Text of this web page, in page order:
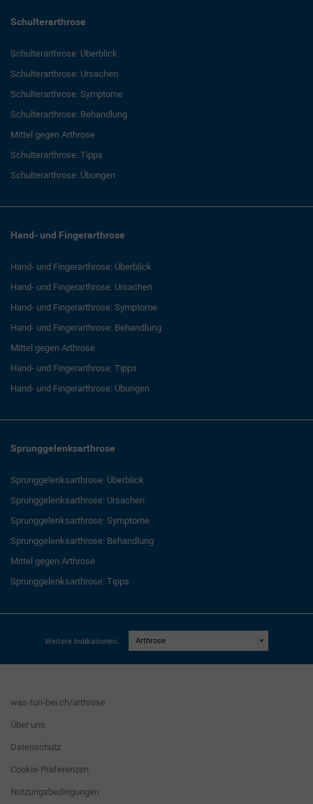
Schulterarthrose
Schulterarthrose: Überblick
Schulterarthrose: Ursachen
Schulterarthrose: Symptome
Schulterarthrose: Behandlung
Mittel gegen Arthrose
Schulterarthrose: Tipps
Schulterarthrose: Übungen
Hand- und Fingerarthrose
Hand- und Fingerarthrose: Überblick
Hand- und Fingerarthrose: Ursachen
Hand- und Fingerarthrose: Symptome
Hand- und Fingerarthrose: Behandlung
Mittel gegen Arthrose
Hand- und Fingerarthrose: Tipps
Hand- und Fingerarthrose: Übungen
Sprunggelenksarthrose
Sprunggelenksarthrose: Überblick
Sprunggelenksarthrose: Ursachen
Sprunggelenksarthrose: Symptome
Sprunggelenksarthrose: Behandlung
Mittel gegen Arthrose
Sprunggelenksarthrose: Tipps
Weitere Indikationen:
was-tun-bei.ch/arthrose
Über uns
Datenschutz
Cookie-Präferenzen
Nutzungsbedingungen